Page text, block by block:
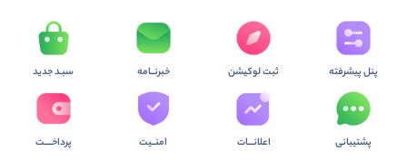
پنل پیشرفته
پشتیبانی
ثبت لوکیشن
اعلانـــات
خبرنــامه
امنــیت
سبـد جدید
پرداخــــت